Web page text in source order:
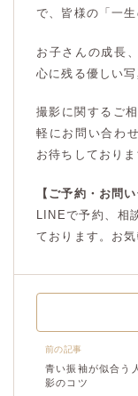
で、皆様の「一
お子さんの成長
心に残る優しい
撮影に関するご
軽にお問い合わ
お待ちしておりま
【ご予約・お問
LINEで予約、相
ております。お
前の記事
青い振袖が似合う
影のコツ